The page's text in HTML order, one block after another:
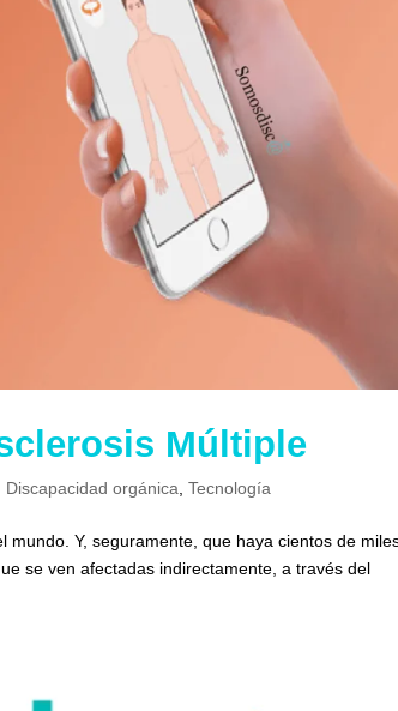
Múltiple
Discapacidad orgánica ,Tecnología
mundo. Y, seguramente, que haya cientos de
se ven afectadas indirectamente, a través del